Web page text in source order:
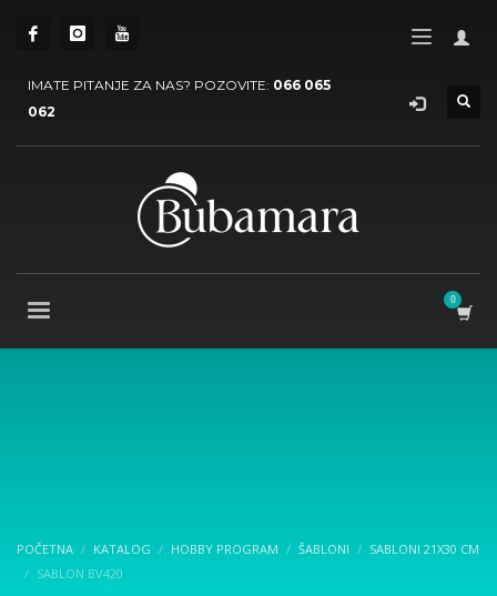
IMATE PITANJE ZA NAS? POZOVITE: 066 065
062
POČETNA KATALOG HOBBY PROGRAM ŠABLONI
SABLONI 21X30 CM
SABLON BV420